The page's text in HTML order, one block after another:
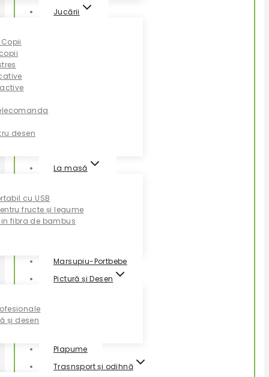
Jucării
desen
La masă
cu USB
fructe și legume
fibra de bambus
Marsupiu-Portbebe
Pictură și Desen
și desen
Plapume
Trasnsport și odihnă